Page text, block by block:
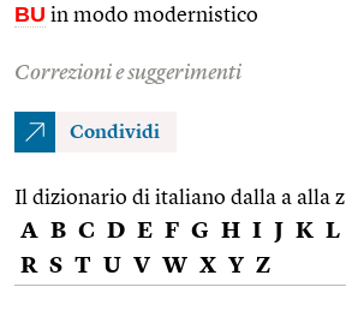
BU in modo modernistico
Correzioni e suggerimenti
Condividi
Il dizionario di italiano dalla a alla z
A B C D E F G H I J K L
R S T U V W X Y Z